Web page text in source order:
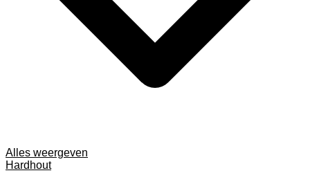
Alles weergeven
Hardhout